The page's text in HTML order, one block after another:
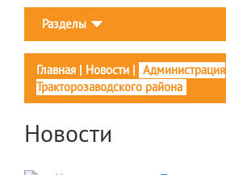
Разделы
Главная | Новости | Администрация
Тракторозаводского района
Новости